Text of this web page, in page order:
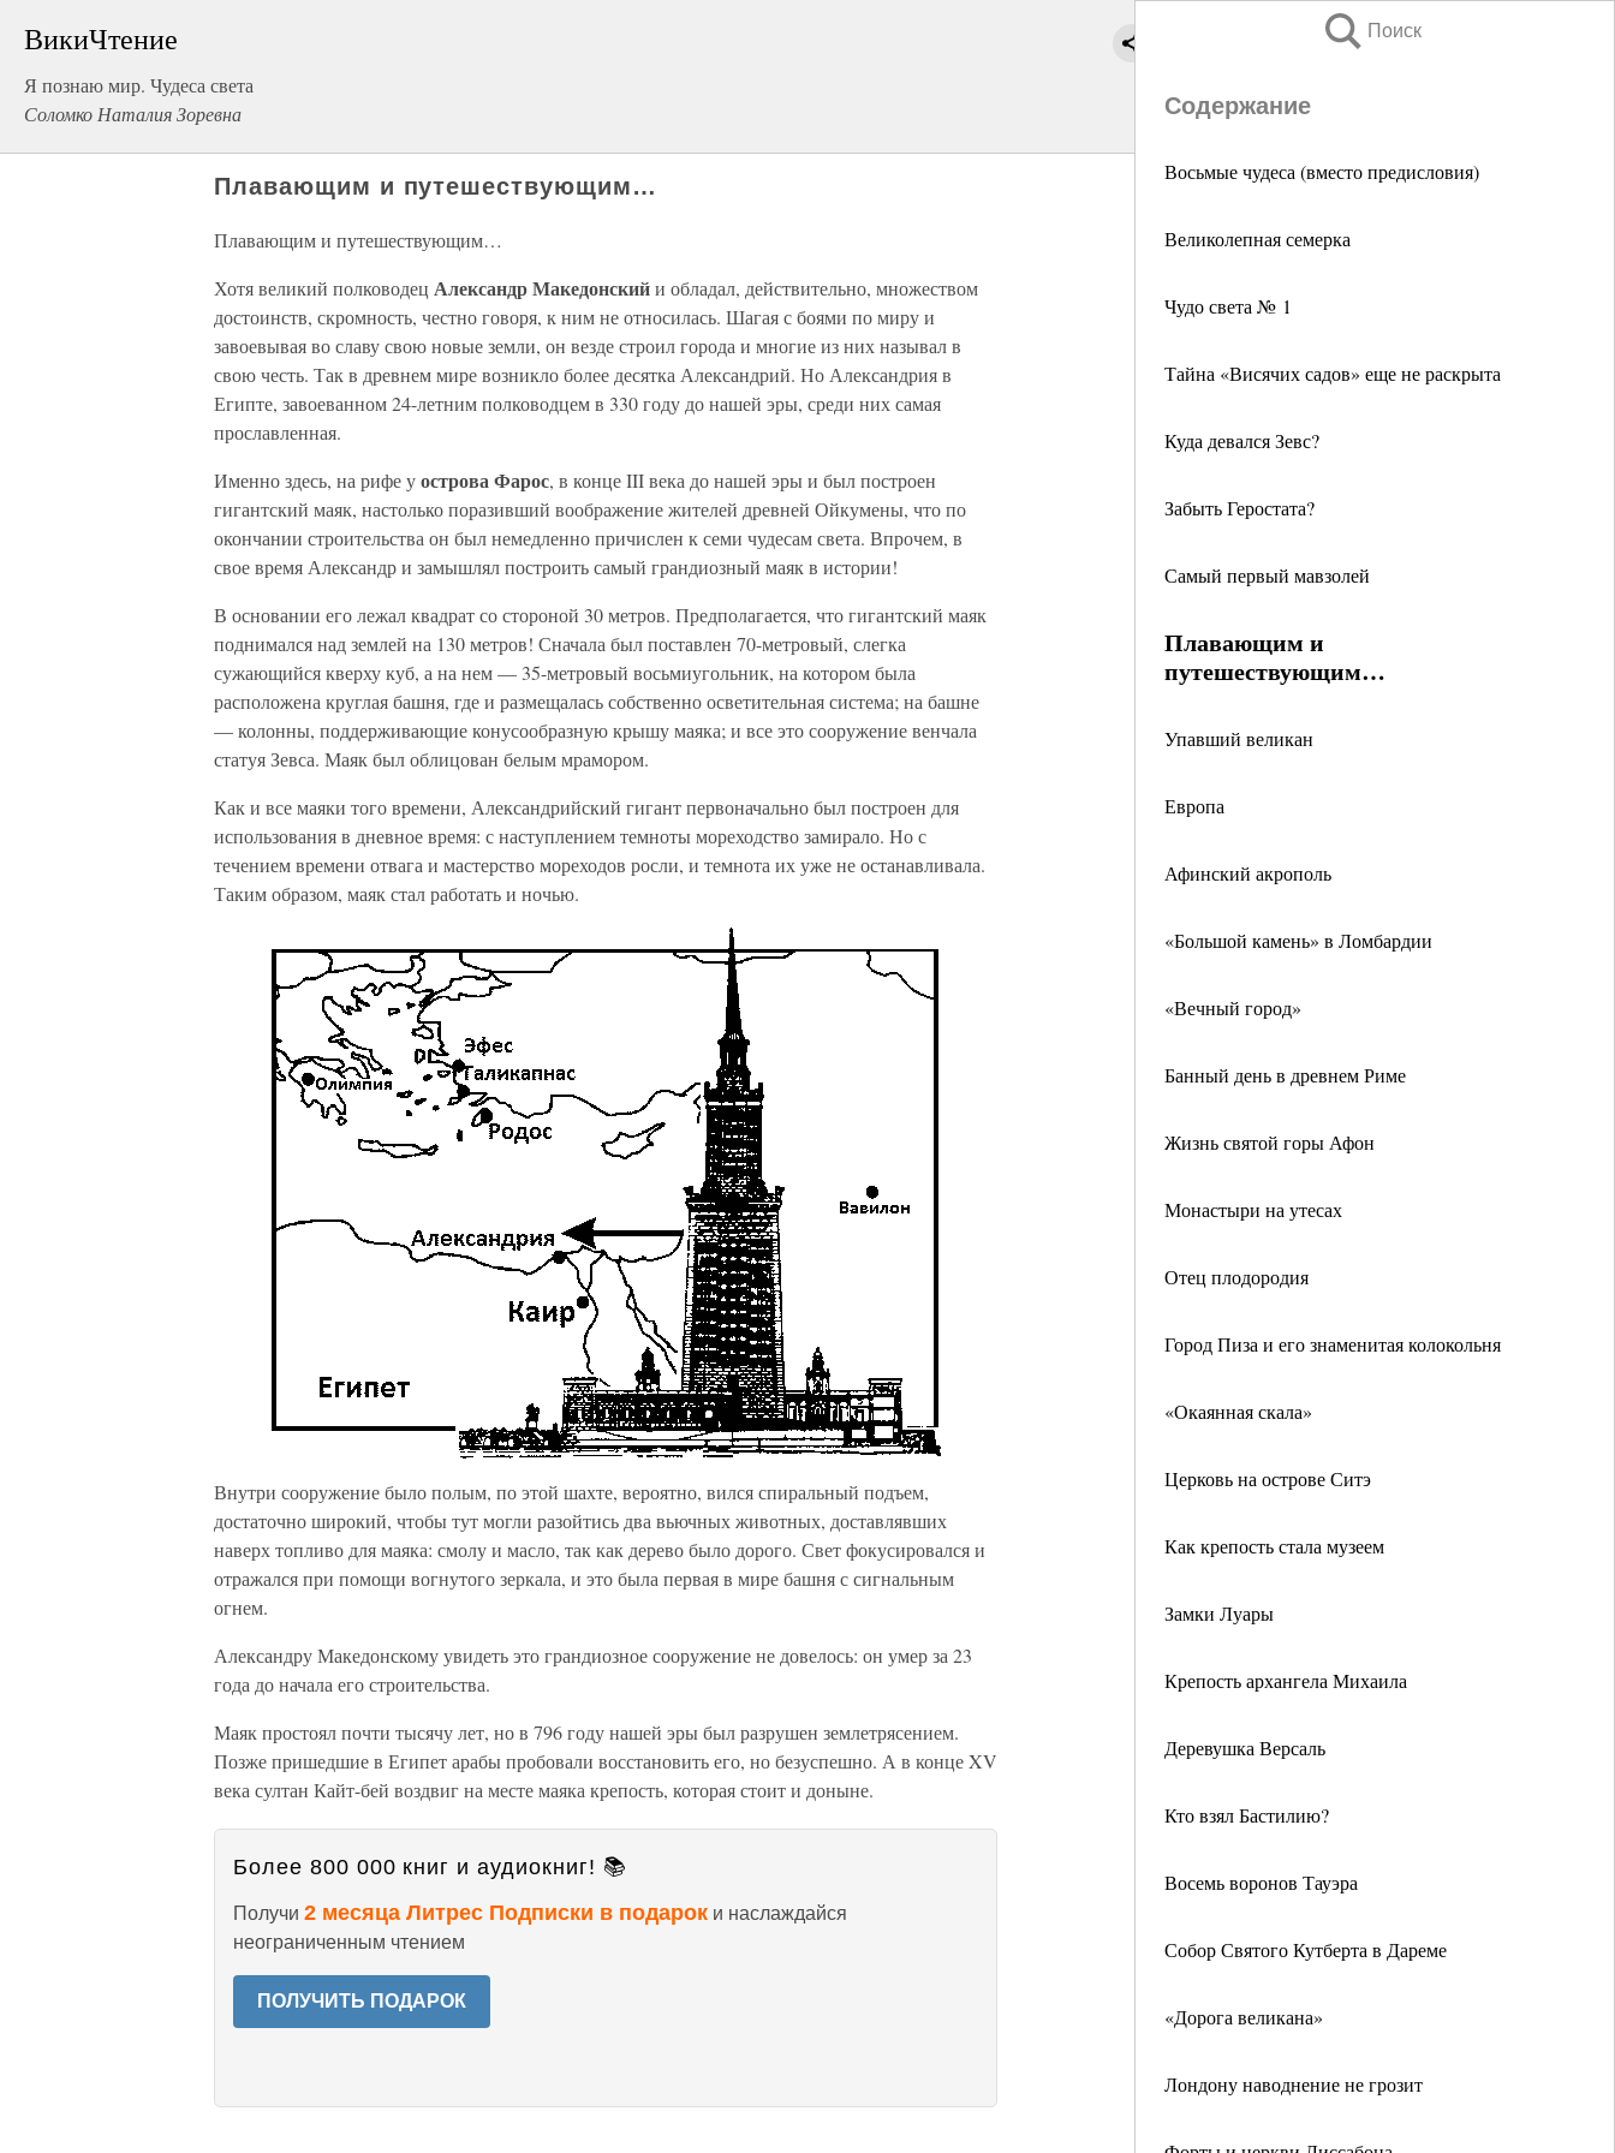
ВикиЧтение
Я познаю мир. Чудеса света
Соломко Наталия Зоревна
Поиск
Содержание
Восьмые чудеса (вместо предисловия)
Великолепная семерка
Чудо света № 1
Тайна «Висячих садов» еще не раскрыта
Куда девался Зевс?
Забыть Геростата?
Самый первый мавзолей
Плавающим и
путешествующим…
Упавший великан
Европа
Афинский акрополь
«Большой камень» в Ломбардии
«Вечный город»
Банный день в древнем Риме
Жизнь святой горы Афон
Монастыри на утесах
Отец плодородия
Город Пиза и его знаменитая колокольня
«Окаянная скала»
Церковь на острове Ситэ
Как крепость стала музеем
Замки Луары
Крепость архангела Михаила
Деревушка Версаль
Кто взял Бастилию?
Восемь воронов Тауэра
Собор Святого Кутберта в Дареме
«Дорога великана»
Лондону наводнение не грозит
Плавающим и путешествующим…
Плавающим и путешествующим…
Хотя великий полководец Александр Македонскийи обладал, действительно, множеством
достоинств, скромность, честно говоря, к ним не относилась. Шагая с боями по миру и
завоевывая во славу свою новые земли, он везде строил города и многие из них называл в
свою честь. Так в древнем мире возникло более десятка Александрий. Но Александрия в
Египте, завоеванном 24-летним полководцем в 330 году до нашей эры, среди них самая
прославленная.
Именно здесь, на рифе уострова Фарос, в конце III века до нашей эры и был построен
гигантский маяк, настолько поразивший воображение жителей древней Ойкумены, что по
окончании строительства он был немедленно причислен к семи чудесам света. Впрочем, в
свое время Александр и замышлял построить самый грандиозный маяк в истории!
В основании его лежал квадрат со стороной 30 метров. Предполагается, что гигантский маяк
поднимался над землей на 130 метров! Сначала был поставлен 70-метровый, слегка
сужающийся кверху куб, а на нем — 35-метровый восьмиугольник, на котором была
расположена круглая башня, где и размещалась собственно осветительная система; на башне
— колонны, поддерживающие конусообразную крышу маяка; и все это сооружение венчала
статуя Зевса. Маяк был облицован белым мрамором.
Как и все маяки того времени, Александрийский гигант первоначально был построен для
использования в дневное время: с наступлением темноты мореходство замирало. Но с
течением времени отвага и мастерство мореходов росли, и темнота их уже не останавливала.
Таким образом, маяк стал работать и ночью.
Внутри сооружение было полым, по этой шахте, вероятно, вился спиральный подъем,
достаточно широкий, чтобы тут могли разойтись два вьючных животных, доставлявших
наверх топливо для маяка: смолу и масло, так как дерево было дорого. Свет фокусировался и
отражался при помощи вогнутого зеркала, и это была первая в мире башня с сигнальным
огнем.
Александру Македонскому увидеть это грандиозное сооружение не довелось: он умер за 23
года до начала его строительства.
Маяк простоял почти тысячу лет, но в 796 году нашей эры был разрушен землетрясением.
Позже пришедшие в Египет арабы пробовали восстановить его, но безуспешно. А в конце XV
века султан Кайт-бей воздвиг на месте маяка крепость, которая стоит и доныне.
Более 800 000 книг и аудиокниг! 📚
Получи 2 месяца Литрес Подписки в подарок и наслаждайся
неограниченным чтением
ПОЛУЧИТЬ ПОДАРОК